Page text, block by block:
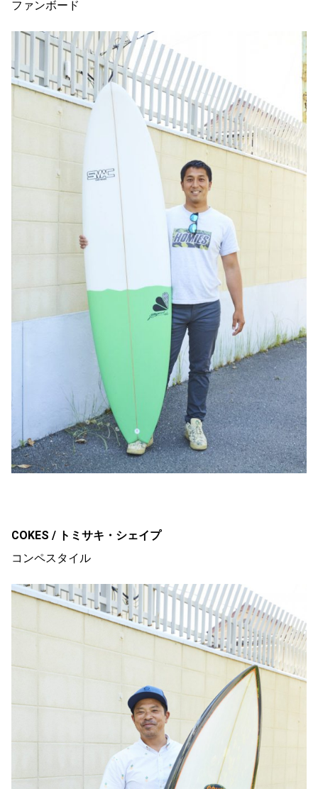
ファンボード
COKES / トミサキ・シェイプ
コンペスタイル